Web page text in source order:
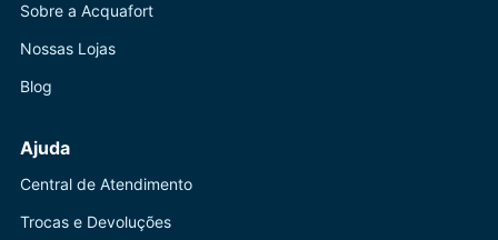
Sobre a Acquafort
Nossas Lojas
Blog
Ajuda
Central de Atendimento
Trocas e Devoluções